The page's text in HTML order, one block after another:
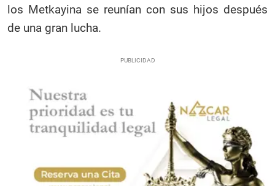
los Metkayina se reunían con sus hijos después
de una gran lucha.